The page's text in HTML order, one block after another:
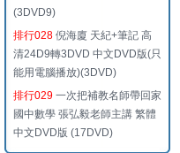
(3DVD9)
排行028 倪海廈 天紀+筆記 高
清24D9轉3DVD 中文DVD版(只
能用電腦播放)(3DVD)
排行029 一次把補教名師帶回家
國中數學 張弘毅老師主講 繁體
中文DVD版 (17DVD)